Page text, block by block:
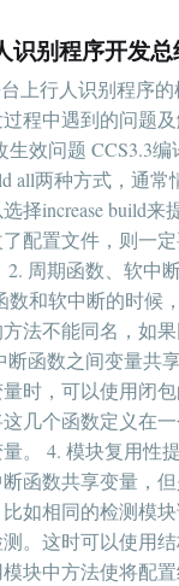
识别程序开发总
上行人识别程序的
程中遇到的问题
生效问题 CCS3.3
all两种方式，通
择increase build来
配置文件，则一
2. 周期函数、软中
数和软中断的时候
法不能同名，如
断函数之间变量共
时，可以使用闭
几个函数定义在
。 4. 模块复用性
函数共享变量，
如相同的检测模
。这时可以使用
块中方法使将配